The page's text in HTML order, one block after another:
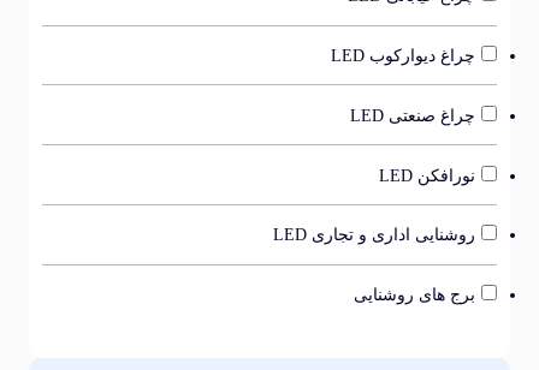
چراغ دیوارکوب LED
چراغ صنعتی LED
نورافکن LED
روشنایی اداری و تجاری LED
برج های روشنایی